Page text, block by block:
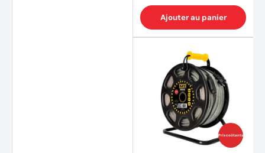
Ajouter au panier
Prix coûtants